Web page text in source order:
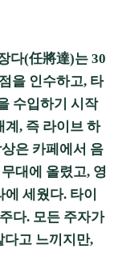
다(任將達)는 30
을 인수하고, 타
수입하기 시작
계, 즉 라이브 하
은 카페에서 음
대에 올렸고, 영
세웠다. 타이
다. 모든 주자가
다고 느끼지만,